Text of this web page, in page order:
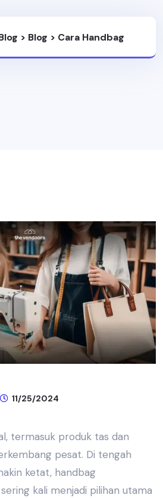
> Blog > Cara Handbag
11/25/2024
, termasuk produk tas dan
pesat. Di tengah
ketat, handbag
kali menjadi pilihan utama